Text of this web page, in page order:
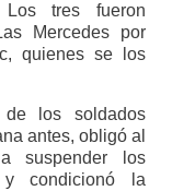
tres fueron
Mercedes por
quienes se los
de los soldados
antes, obligó al
suspender los
condicionó la